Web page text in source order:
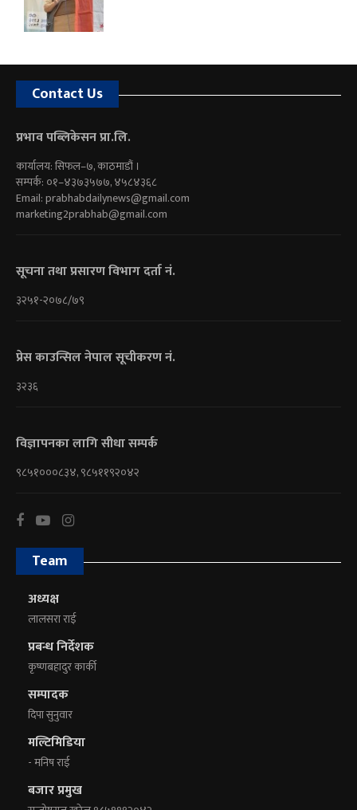
Contact Us
प्रभाव पब्लिकेसन प्रा.लि.
कार्यालय: सिफल–७, काठमाडौं ।
सम्पर्क: ०१–४३७३५७७, ४५८४३६८
Email:prabhabdailynews@gmail.com
marketing2prabhab@gmail.com
सूचना तथा प्रसारण विभाग दर्ता नं.
३२५१-२०७८/७९
प्रेस काउन्सिल नेपाल सूचीकरण नं.
३२३६
विज्ञापनका लागि सीधा सम्पर्क
९८५१०००८३४, ९८५११९२०४२
Team
अध्यक्ष
लालसरा राई
प्रबन्ध निर्देशक
कृष्णबहादुर कार्की
सम्पादक
दिपा सुनुवार
मल्टिमिडिया
- मनिष राई
बजार प्रमुख